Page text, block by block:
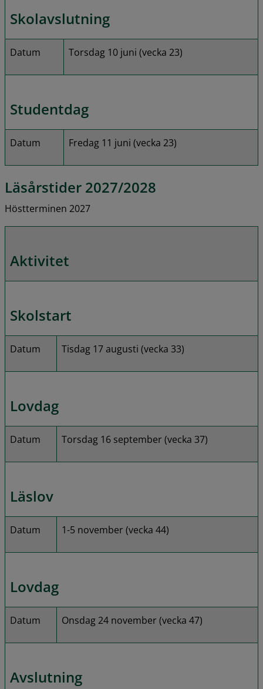
Skolavslutning
Datum Torsdag 10 juni (vecka 23)
Studentdag
Datum Fredag 11 juni (vecka 23)
Läsårstider 2027/2028
Höstterminen 2027
Aktivitet
Skolstart
Datum Tisdag 17 augusti (vecka 33)
Lovdag
Datum Torsdag 16 september (vecka 37)
Läslov
Datum 1-5 november (vecka 44)
Lovdag
Datum Onsdag 24 november (vecka 47)
Avslutning